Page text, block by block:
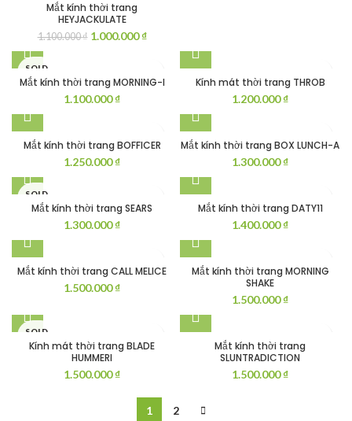
Mắt kính thời trang
HEYJACKULATE
1.100.000₫ Giá
1.100.000 ₫.
1.000.000₫Giá
là:
SOLD
OUT
Mắt kính thời trang MORNING-I
1.100.000₫
Kính mát thời trang THROB
1.200.000₫
Mắt kính thời trang BOFFICER
1.250.000₫
Mắt kính thời trang BOX LUNCH-A
1.300.000₫
SOLD
OUT
Mắt kính thời trang SEARS
1.300.000₫
Mắt kính thời trang DATY11
1.400.000₫
Mắt kính thời trang CALL MELICE
1.500.000₫
Mắt kính thời trang MORNING
SHAKE
1.500.000₫
SOLD
OUT
Kính mát thời trang BLADE
HUMMERI
1.500.000₫
Mắt kính thời trang
SLUNTRADICTION
1.500.000₫
1 2